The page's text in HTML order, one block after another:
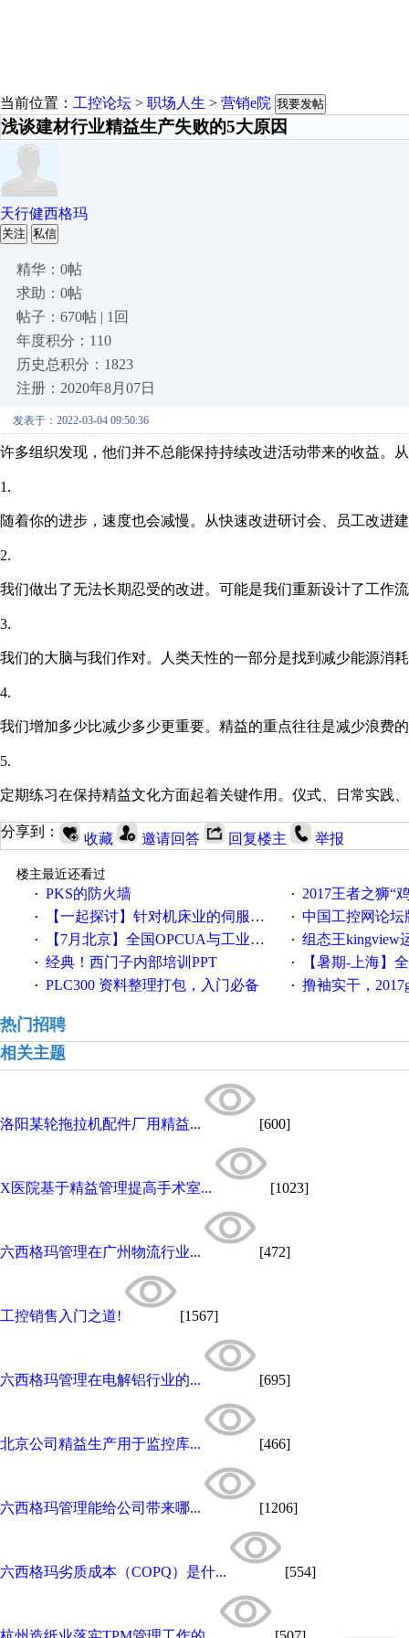
当前位置： 工控论坛 > 职场人生 > 营销e院 我要发帖
浅谈建材行业精益生产失败的5大原因
天行健西格玛
关注 私信
精华：0帖
求助：0帖
帖子：670帖 | 1回
年度积分：110
历史总积分：1823
注册：2020年8月07日
发表于：2022-03-04 09:50:36
许多组织发现，他们并不总能保持持续改进活动带来的收益。
1.
随着你的进步，速度也会减慢。从快速改进研讨会、员工改进
2.
我们做出了无法长期忍受的改进。可能是我们重新设计了工作
3.
我们的大脑与我们作对。人类天性的一部分是找到减少能源消
4.
我们增加多少比减少多少更重要。精益的重点往往是减少浪费
5.
定期练习在保持精益文化方面起着关键作用。仪式、日常实践
分享到： 收藏 邀请回答 回复楼主 举报
楼主最近还看过
· PKS的防火墙 · 2017王者之狮“鸡”情签到
· 【一起探讨】针对机床业的伺服系统发展，您的期望是什么？ · 中国工控网论坛版
· 【7月北京】全国OPCUA与工业互联技术培训班通知！ · 组态王kingview
· 经典！西门子内部培训PPT · 【暑期-上海】全国工业
· PLC300 资料整理打包，入门必备 · 撸袖实干，2017gongkong®第
热门招聘
相关主题
洛阳某轮拖拉机配件厂用精益... [600]
X医院基于精益管理提高手术室... [1023]
六西格玛管理在广州物流行业... [472]
工控销售入门之道! [1567]
六西格玛管理在电解铝行业的... [695]
北京公司精益生产用于监控库... [466]
六西格玛管理能给公司带来哪... [1206]
六西格玛劣质成本（COPQ）是什... [554]